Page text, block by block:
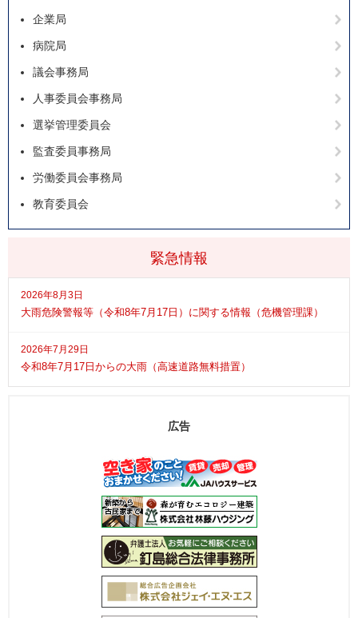
緊急情報
2026年8月3日
大雨危険警報等（令和8年7月17日）に関する情報（危機管理課）
2026年7月29日
令和8年7月17日からの大雨（高速道路無料措置）
企業局
病院局
議会事務局
人事委員会事務局
選挙管理委員会
監査委員事務局
労働委員会事務局
教育委員会
広告